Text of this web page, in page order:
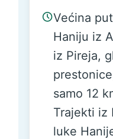
Većina
Haniju iz
iz Pireja,
samo 12
Trajekti iz
luke